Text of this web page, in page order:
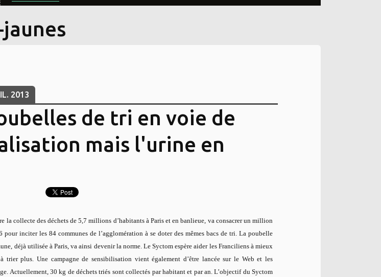
2013
de tri en voie de
mais l'urine en
la collecte des déchets de 5,7 millions d’habitants à Pariset en banlieue, va consacrer un million
pour inciter les 84 communes de l’agglomération à se doter des mêmes bacs de tri. La poubelle
déjà utilisée àParis , va ainsi devenir la norme. Le Syctom espère aider les Franciliens à mieux
trier plus. Une campagne de sensibilisation vient également d’être lancée sur le Web et les
Actuellement, 30 kg de déchets triés sont collectés par habitant et par an. L’objectif du Syctom